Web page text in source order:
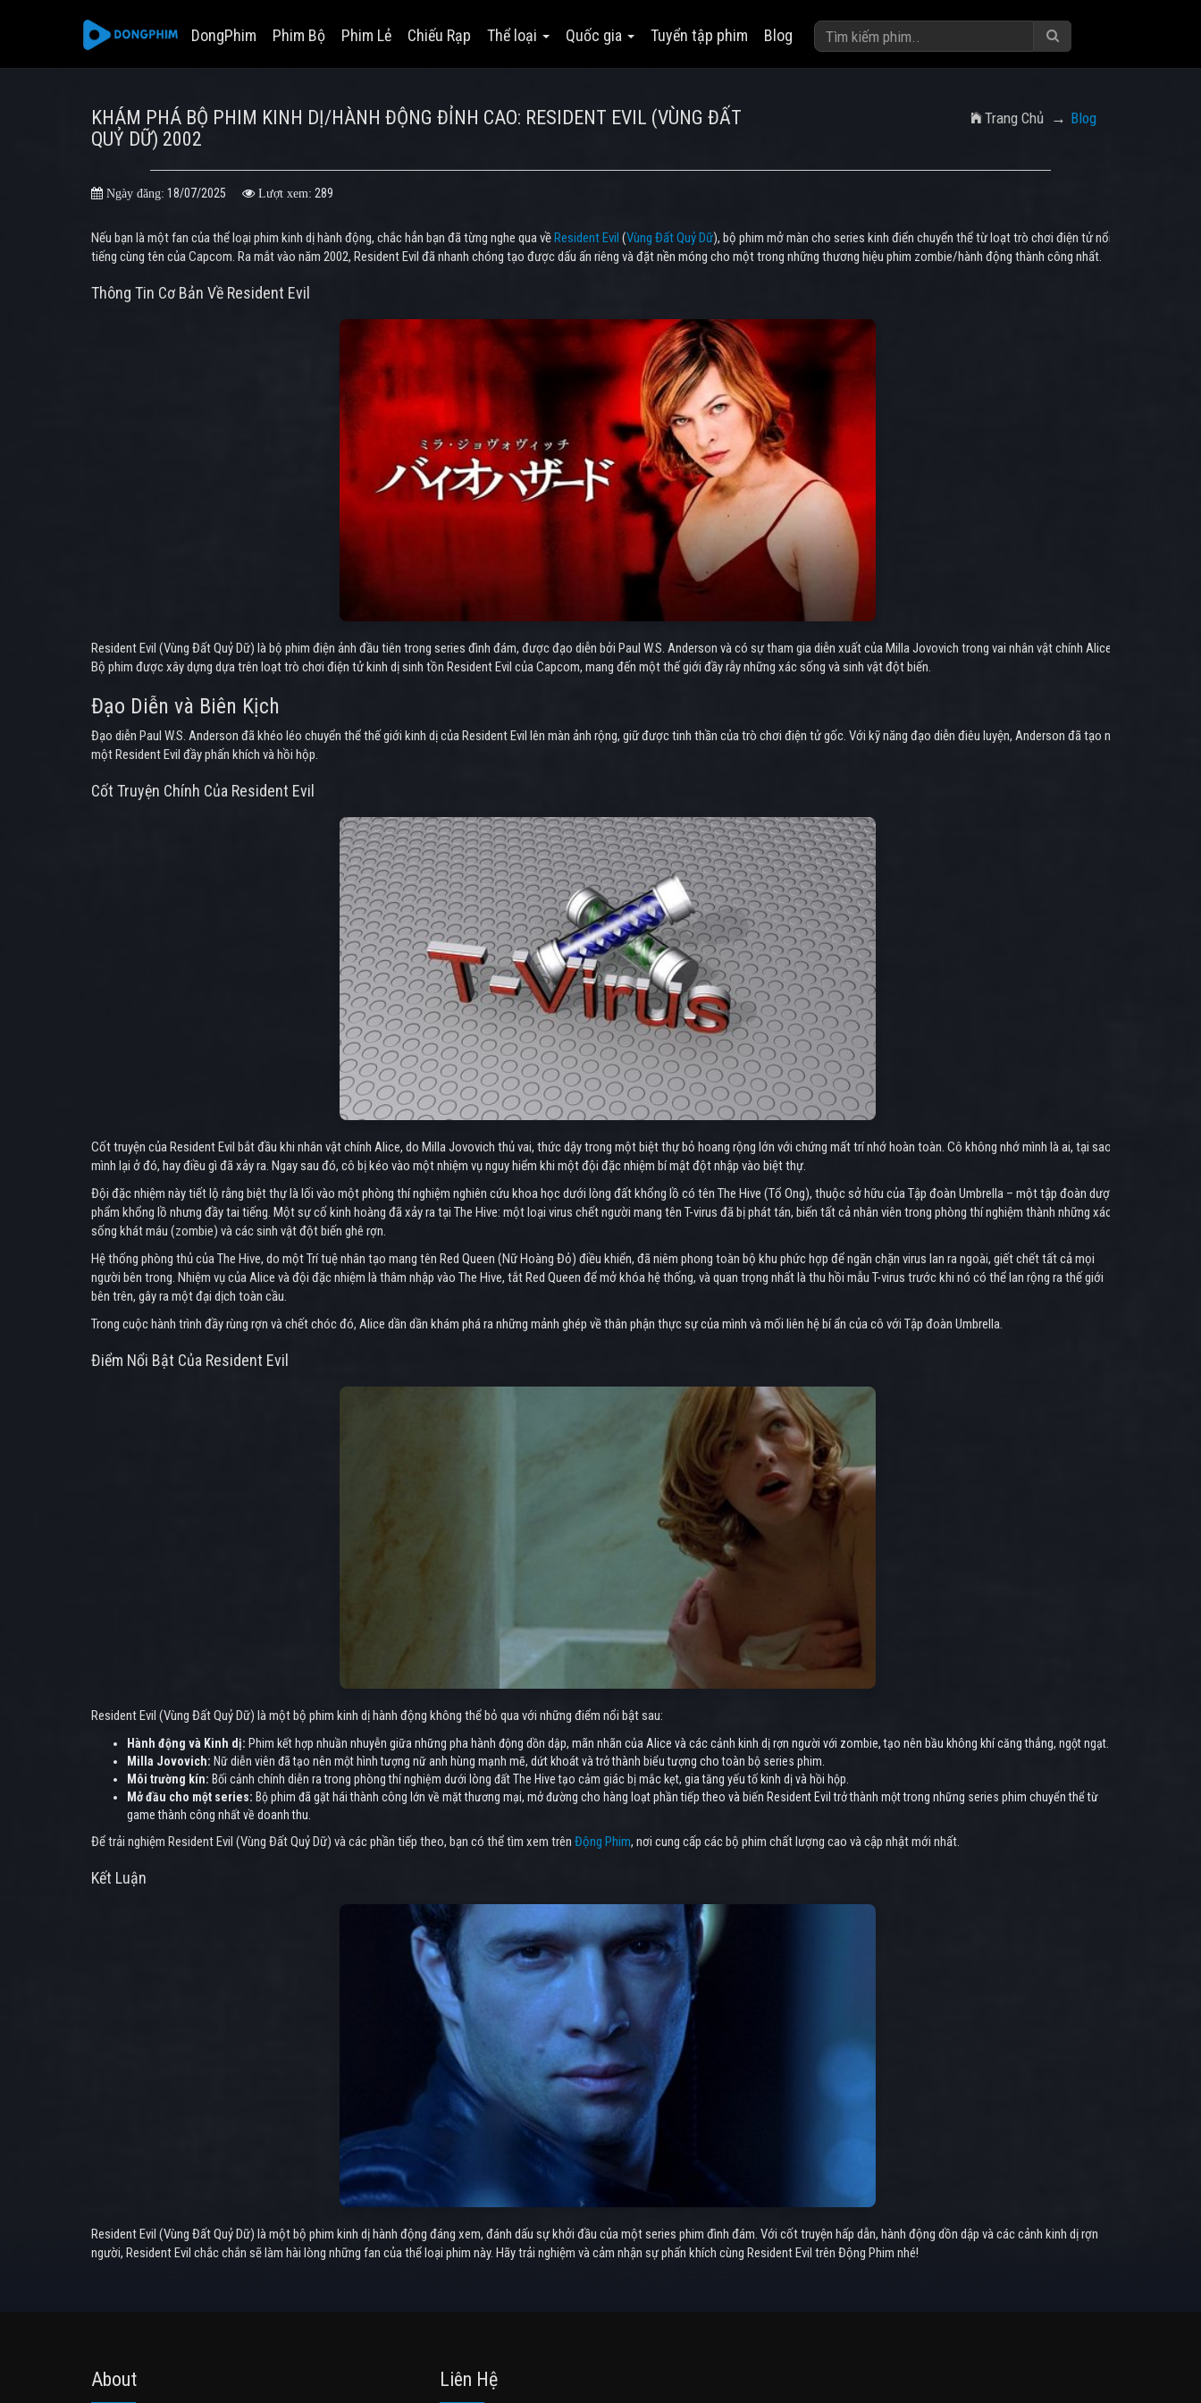
DongPhim Phim Bộ Phim Lẻ Chiếu Rạp Thể loại Quốc gia Tuyển tập phim Blog
KHÁM PHÁ BỘ PHIM KINH DỊ/HÀNH ĐỘNG ĐỈNH CAO: RESIDENT EVIL (VÙNG ĐẤT
QUỶ DỮ) 2002
Trang Chủ Blog
Ngày đăng: 18/07/2025 Lượt xem: 289
Nếu bạn là một fan của thể loại phim kinh dị hành động, chắc hẳn bạn đã từng nghe qua vềResident Evil (Vùng Đất Quỷ Dữ), bộ phim mở màn cho series kinh điển chuyển thể từ loạt trò chơi điện tử nổi
tiếng cùng tên của Capcom. Ra mắt vào năm 2002, Resident Evil đã nhanh chóng tạo được dấu ấn riêng và đặt nền móng cho một trong những thương hiệu phim zombie/hành động thành công nhất.
Thông Tin Cơ Bản Về Resident Evil
Resident Evil (Vùng Đất Quỷ Dữ) là bộ phim điện ảnh đầu tiên trong series đình đám, được đạo diễn bởi Paul W.S. Anderson và có sự tham gia diễn xuất của Milla Jovovich trong vai nhân vật chính Alice.
Bộ phim được xây dựng dựa trên loạt trò chơi điện tử kinh dị sinh tồn Resident Evil của Capcom, mang đến một thế giới đầy rẫy những xác sống và sinh vật đột biến.
Đạo Diễn và Biên Kịch
Đạo diễn Paul W.S. Anderson đã khéo léo chuyển thể thế giới kinh dị của Resident Evil lên màn ảnh rộng, giữ được tinh thần của trò chơi điện tử gốc. Với kỹ năng đạo diễn điêu luyện, Anderson đã tạo nên
một Resident Evil đầy phấn khích và hồi hộp.
Cốt Truyện Chính Của Resident Evil
Cốt truyện của Resident Evil bắt đầu khi nhân vật chính Alice, do Milla Jovovich thủ vai, thức dậy trong một biệt thự bỏ hoang rộng lớn với chứng mất trí nhớ hoàn toàn. Cô không nhớ mình là ai, tại sao
mình lại ở đó, hay điều gì đã xảy ra. Ngay sau đó, cô bị kéo vào một nhiệm vụ nguy hiểm khi một đội đặc nhiệm bí mật đột nhập vào biệt thự.
Đội đặc nhiệm này tiết lộ rằng biệt thự là lối vào một phòng thí nghiệm nghiên cứu khoa học dưới lòng đất khổng lồ có tên The Hive (Tổ Ong), thuộc sở hữu của Tập đoàn Umbrella – một tập đoàn dược
phẩm khổng lồ nhưng đầy tai tiếng. Một sự cố kinh hoàng đã xảy ra tại The Hive: một loại virus chết người mang tên T-virus đã bị phát tán, biến tất cả nhân viên trong phòng thí nghiệm thành những xác
sống khát máu (zombie) và các sinh vật đột biến ghê rợn.
Hệ thống phòng thủ của The Hive, do một Trí tuệ nhân tạo mang tên Red Queen (Nữ Hoàng Đỏ) điều khiển, đã niêm phong toàn bộ khu phức hợp để ngăn chặn virus lan ra ngoài, giết chết tất cả mọi
người bên trong. Nhiệm vụ của Alice và đội đặc nhiệm là thâm nhập vào The Hive, tắt Red Queen để mở khóa hệ thống, và quan trọng nhất là thu hồi mẫu T-virus trước khi nó có thể lan rộng ra thế giới
bên trên, gây ra một đại dịch toàn cầu.
Trong cuộc hành trình đầy rùng rợn và chết chóc đó, Alice dần dần khám phá ra những mảnh ghép về thân phận thực sự của mình và mối liên hệ bí ẩn của cô với Tập đoàn Umbrella.
Điểm Nổi Bật Của Resident Evil
Resident Evil (Vùng Đất Quỷ Dữ) là một bộ phim kinh dị hành động không thể bỏ qua với những điểm nổi bật sau:
Hành động và Kinh dị: Phim kết hợp nhuần nhuyễn giữa những pha hành động dồn dập, mãn nhãn của Alice và các cảnh kinh dị rợn người với zombie, tạo nên bầu không khí căng thẳng, ngột ngạt.
Milla Jovovich: Nữ diễn viên đã tạo nên một hình tượng nữ anh hùng mạnh mẽ, dứt khoát và trở thành biểu tượng cho toàn bộ series phim.
Môi trường kín: Bối cảnh chính diễn ra trong phòng thí nghiệm dưới lòng đất The Hive tạo cảm giác bị mắc kẹt, gia tăng yếu tố kinh dị và hồi hộp.
Mở đầu cho một series: Bộ phim đã gặt hái thành công lớn về mặt thương mại, mở đường cho hàng loạt phần tiếp theo và biến Resident Evil trở thành một trong những series phim chuyển thể từ
game thành công nhất về doanh thu.
Để trải nghiệm Resident Evil (Vùng Đất Quỷ Dữ) và các phần tiếp theo, bạn có thể tìm xem trên Động Phim, nơi cung cấp các bộ phim chất lượng cao và cập nhật mới nhất.
Kết Luận
Resident Evil (Vùng Đất Quỷ Dữ) là một bộ phim kinh dị hành động đáng xem, đánh dấu sự khởi đầu của một series phim đình đám. Với cốt truyện hấp dẫn, hành động dồn dập và các cảnh kinh dị rợn
người, Resident Evil chắc chắn sẽ làm hài lòng những fan của thể loại phim này. Hãy trải nghiệm và cảm nhận sự phấn khích cùng Resident Evil trên Động Phim nhé!
About Liên Hệ